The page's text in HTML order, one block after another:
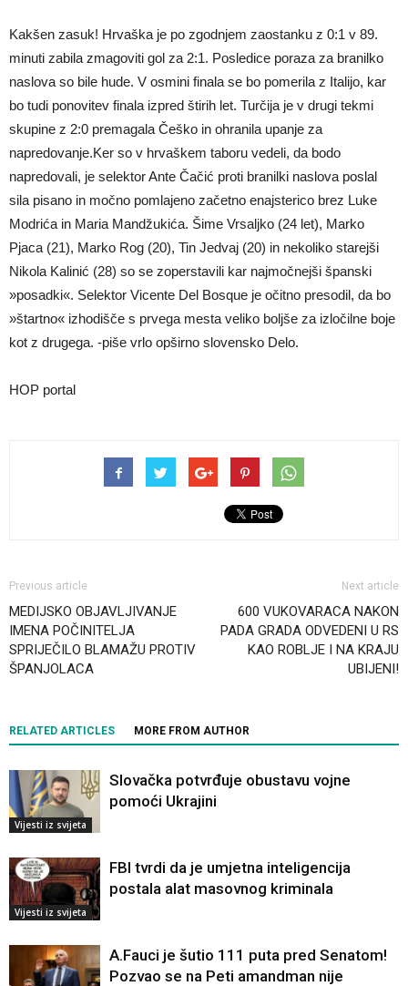
Kakšen zasuk! Hrvaška je po zgodnjem zaostanku z 0:1 v 89.
minuti zabila zmagoviti gol za 2:1. Posledice poraza za branilko
naslova so bile hude. V osmini finala se bo pomerila z Italijo, kar
bo tudi ponovitev finala izpred štirih let. Turčija je v drugi tekmi
skupine z 2:0 premagala Češko in ohranila upanje za
napredovanje.Ker so v hrvaškem taboru vedeli, da bodo
napredovali, je selektor Ante Čačić proti branilki naslova poslal
sila pisano in močno pomlajeno začetno enajsterico brez Luke
Modrića in Maria Mandžukića. Šime Vrsaljko (24 let), Marko
Pjaca (21), Marko Rog (20), Tin Jedvaj (20) in nekoliko starejši
Nikola Kalinić (28) so se zoperstavili kar najmočnejši španski
»posadki«. Selektor Vicente Del Bosque je očitno presodil, da bo
»štartno« izhodišče s prvega mesta veliko boljše za izločilne boje
kot z drugega. -piše vrlo opširno slovensko Delo.
HOP portal
Previous article
MEDIJSKO OBJAVLJIVANJE
IMENA POČINITELJA
SPRIJEČILO BLAMAŽU PROTIV
ŠPANJOLACA
Next article
600 VUKOVARACA NAKON
PADA GRADA ODVEDENI U RS
KAO ROBLJE I NA KRAJU
UBIJENI!
RELATED ARTICLES MORE FROM AUTHOR
Vijesti iz svijeta
Slovačka potvrđuje obustavu vojne
pomoći Ukrajini
Vijesti iz svijeta
FBI tvrdi da je umjetna inteligencija
postala alat masovnog kriminala
A.Fauci je šutio 111 puta pred Senatom!
Pozvao se na Peti amandman nije